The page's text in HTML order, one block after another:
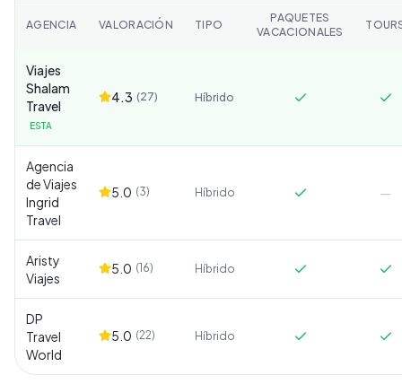
AGENCIA VALORACIÓN TIPO
PAQUETES
VACACIONALES
Viajes
Shalam
Travel
ESTA
4.3 (27) Híbrido
Agencia
de Viajes
Ingrid
Travel
5.0 (3) Híbrido —
Aristy
Viajes
5.0 (16) Híbrido
DP
Travel
World
5.0 (22) Híbrido